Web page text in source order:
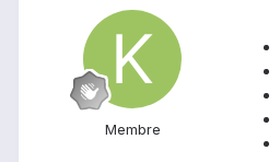
Membre